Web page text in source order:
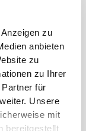
zu
anbieten
zu
zu Ihrer
für
Unsere
mit
bereitgestellt